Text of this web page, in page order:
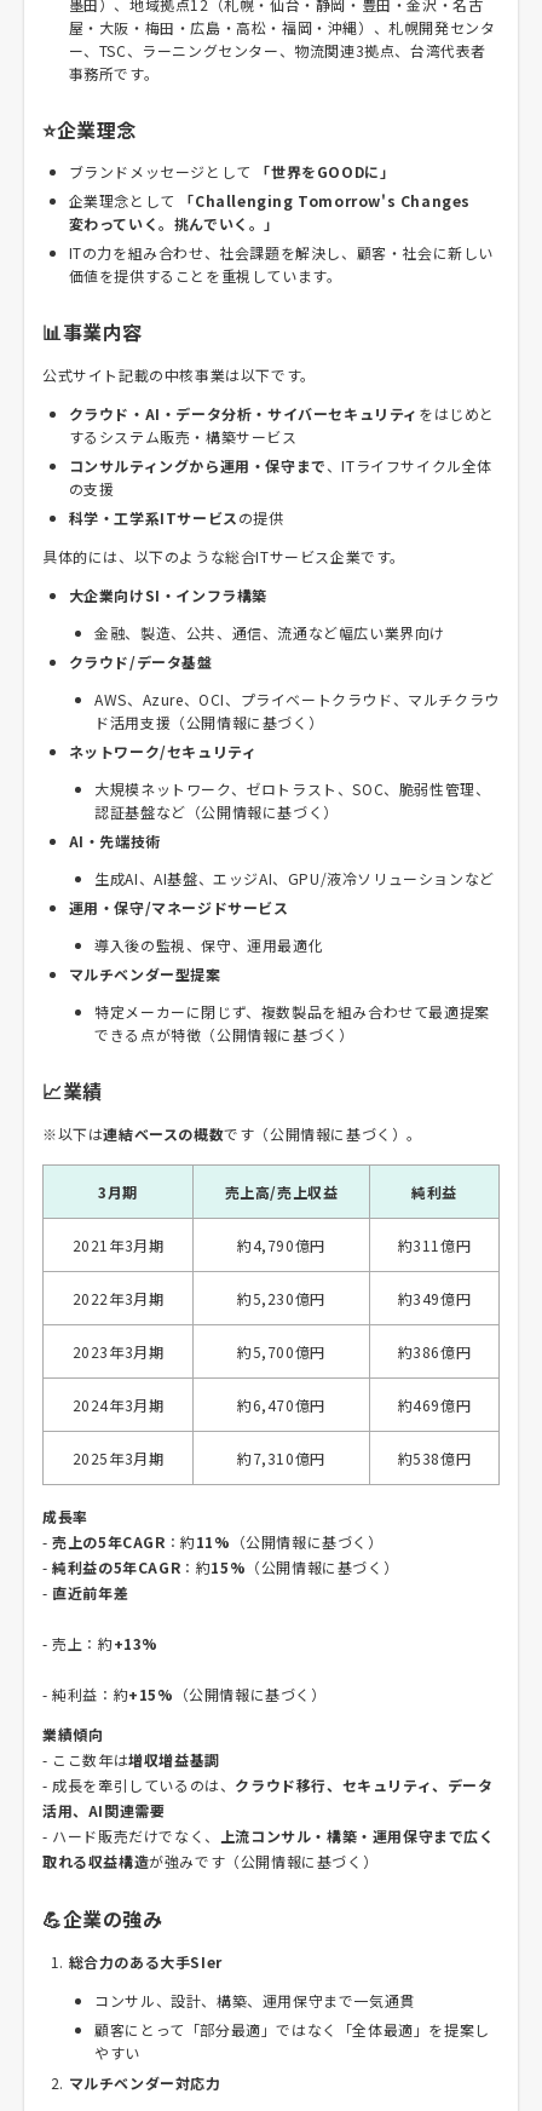
墨田）、地域拠点12（札幌・仙台・静岡・豊田・金沢・名古
屋・大阪・梅田・広島・高松・福岡・沖縄）、札幌開発センタ
ー、TSC、ラーニングセンター、物流関連3拠点、台湾代表者
事務所です。
⭐企業理念
ブランドメッセージとして
「世界をGOODに」
企業理念として
「Challenging Tomorrow's Changes
変わっていく。挑んでいく。」
ITの力を組み合わせ、社会課題を解決し、顧客・社会に新しい
価値を提供することを重視しています。
📊事業内容
公式サイト記載の中核事業は以下です。
クラウド・AI・データ分析・サイバーセキュリティ をはじめと
するシステム販売・構築サービス
コンサルティングから運用・保守まで、ITライフサイクル全体
の支援
科学・工学系ITサービスの提供
具体的には、以下のような総合ITサービス企業です。
大企業向けSI・インフラ構築
金融、製造、公共、通信、流通など幅広い業界向け
クラウド/データ基盤
AWS、Azure、OCI、プライベートクラウド、マルチクラウ
ド活用支援（公開情報に基づく）
ネットワーク/セキュリティ
大規模ネットワーク、ゼロトラスト、SOC、脆弱性管理、
認証基盤など（公開情報に基づく）
AI・先端技術
生成AI、AI基盤、エッジAI、GPU/液冷ソリューションなど
運用・保守/マネージドサービス
導入後の監視、保守、運用最適化
マルチベンダー型提案
特定メーカーに閉じず、複数製品を組み合わせて最適提案
できる点が特徴（公開情報に基づく）
📈業績
※以下は連結ベースの概数です（公開情報に基づく）。
3月期 売上高/売上収益 純利益
2021年3月期 約4,790億円 約311億円
2022年3月期 約5,230億円 約349億円
2023年3月期 約5,700億円 約386億円
2024年3月期 約6,470億円 約469億円
2025年3月期 約7,310億円 約538億円
成長率
-売上の5年CAGR ：約11% （公開情報に基づく）
-純利益の5年CAGR ：約15% （公開情報に基づく）
- 直近前年差
- 売上：約+13%
- 純利益：約+15% （公開情報に基づく）
業績傾向
- ここ数年は増収増益基調
- 成長を牽引しているのは、 クラウド移行、セキュリティ、データ
活用、AI関連需要
- ハード販売だけでなく、
上流コンサル・構築・運用保守まで広く
取れる収益構造が強みです（公開情報に基づく）
💪企業の強み
総合力のある大手SIer
コンサル、設計、構築、運用保守まで一気通貫
顧客にとって「部分最適」ではなく「全体最適」を提案し
やすい
マルチベンダー対応力